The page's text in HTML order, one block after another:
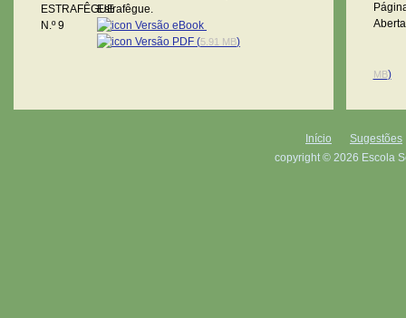
Estrafêgue.
Versão eBook
Versão PDF (5.91 MB)
MB)
Início
Sugestões
copyright © 2026 Escola